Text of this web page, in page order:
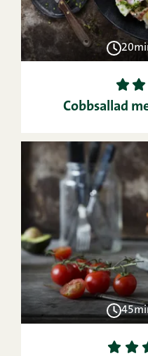
1 2
Cobbsallad
1 2